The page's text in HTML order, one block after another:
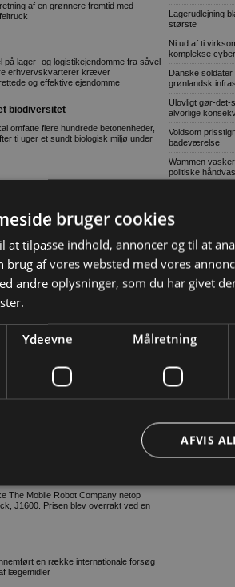
af en grønnere fremtid med
lager- og logistikejendomme fra såvel
erhvervskvarterer kræver
og effektive ejendomme
biodiversitet
omfatte flere hundrede betonenheder,
ti uger et sundt biologisk miljø under
blevet udvalgt: I Stuttgart blev
omkring 150 gæster fra industrien,
fortsatte vækst inden for specialiseret
af direktionen og nedlægger derfor
fratræder Henrik Munch Jensen sin
for et nyt forskningsprojekt, der
maritime udfordringer
omstilling af hurtigfærgerne. BOS
elektrificeringsprojekt til søs
The Mobile Robot Company netop
J1600. Prisen blev overrakt ved en
en række internationale forsøg
lægemidler
Lagerudlejning
største
Ni ud af ti
komplekse
Danske
grønlandsk
Ulovligt gør-det-
alvorlige
Voldsom
badeværelse
Wammen
politiske
Skærpet kontrol
konkurrence
Tom
bruger cookies
at tilpasse indhold, annoncer og til at
af vores websted med vores
andre oplysninger, som du har givet
Ydeevne Målretning
AFVIS